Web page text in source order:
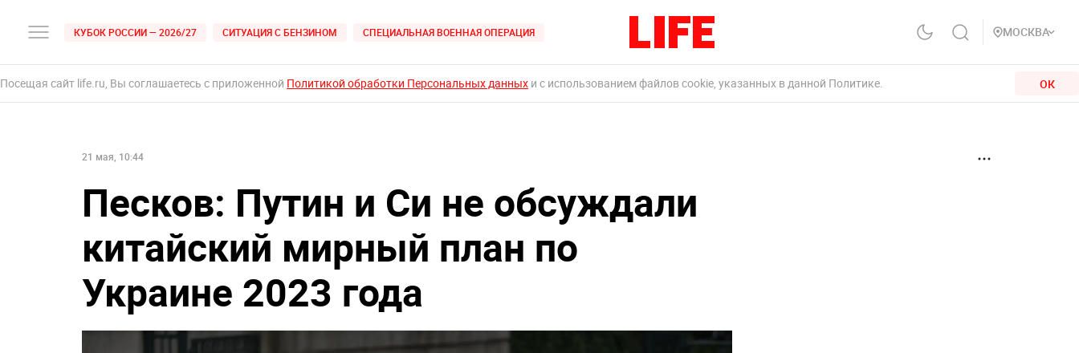
КУБОК РОССИИ — 2026/27 СИТУАЦИЯ С БЕНЗИНОМ СПЕЦИАЛЬНАЯ ВОЕННАЯ ОПЕРАЦИЯ МОСКВА
Посещая сайт life.ru, Вы соглашаетесь с приложенной Политикой обработки Персональных данных и с использованием файлов cookie, указанных в данной Политике. ОК
21 мая, 10:44
Песков: Путин и Си не обсуждали
китайский мирный план по
Украине 2023 года